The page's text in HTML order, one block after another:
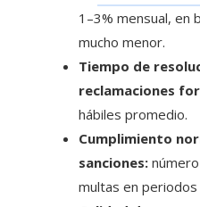
1–3% mensual, en
mucho menor.
Tiempo de
reclamaciones
hábiles promedio.
Cumplimiento
sanciones:
multas en